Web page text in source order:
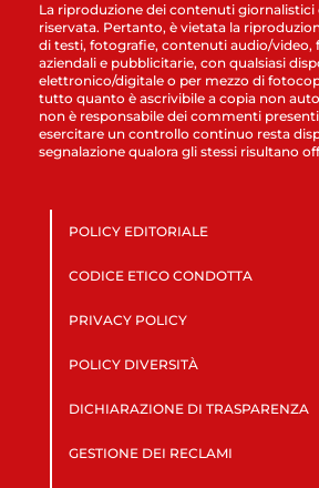
La riproduzione dei contenuti giornalistici
riservata. Pertanto, è vietata la
di testi, fotografie, contenuti audio/video,
aziendali e pubblicitarie, con qualsiasi
elettronico/digitale o per mezzo di
tutto quanto è ascrivibile a copia non
non è responsabile dei commenti
esercitare un controllo continuo resta
segnalazione qualora gli stessi risultano
POLICY EDITORIALE
CODICE ETICO CONDOTTA
PRIVACY POLICY
POLICY DIVERSITÀ
DICHIARAZIONE DI TRASPARENZA
GESTIONE DEI RECLAMI